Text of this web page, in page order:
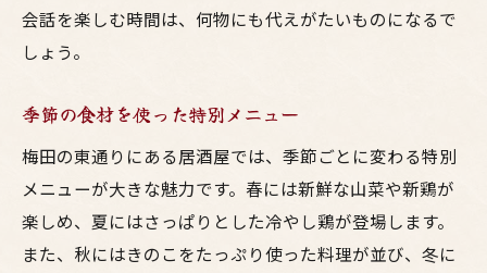
会話を楽しむ時間は、何物にも代えがたいものになるで
しょう。
季節の食材を使った特別メニュー
梅田の東通りにある居酒屋では、季節ごとに変わる特別
メニューが大きな魅力です。春には新鮮な山菜や新鶏が
楽しめ、夏にはさっぱりとした冷やし鶏が登場します。
また、秋にはきのこをたっぷり使った料理が並び、冬に